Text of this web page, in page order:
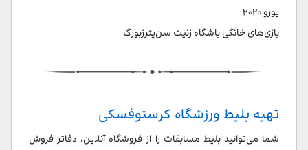
یورو ۲۰۲۰
بازی‌های خانگی باشگاه زنیت سن‌پترزبورگ
تهیه بلیط ورزشگاه کرستوفسکی
شما می‌توانید بلیط مسابقات را از فروشگاه آنلاین، دفاتر فروش